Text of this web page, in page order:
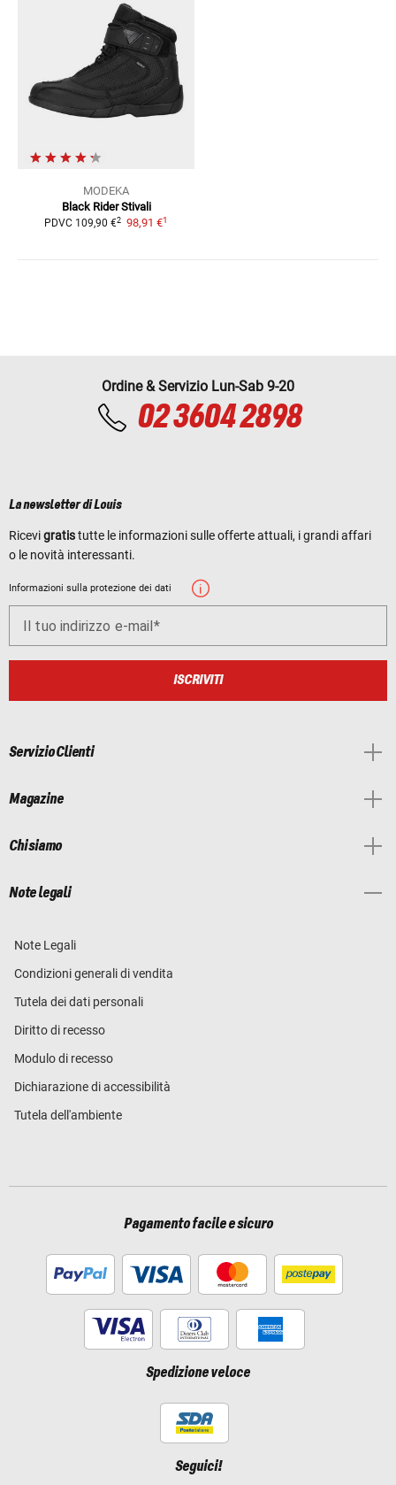
MODEKA
Black Rider Stivali
PDVC 109,90 €2 98,91 €1
Ordine & Servizio Lun-Sab 9-20
02 3604 2898
La newsletter di Louis
Ricevigratistutte le informazioni sulle offerte attuali, i grandi affari
o le novità interessanti.
Informazioni sulla protezione dei dati
Il tuo indirizzo e-mail
ISCRIVITI
Servizio Clienti
Magazine
Chi siamo
Note legali
Note Legali
Condizioni generali di vendita
Tutela dei dati personali
Diritto di recesso
Modulo di recesso
Dichiarazione di accessibilità
Tutela dell'ambiente
Pagamento facile e sicuro
Spedizione veloce
Seguici!